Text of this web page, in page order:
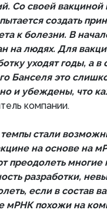
Со своей
создать
к болезни. В
на людях. Для
уходят годы, а
Банселя это
и убеждены, что
компании.
стали
на основе на
преодолеть
разработки,
если в состав
мРНК похожи на